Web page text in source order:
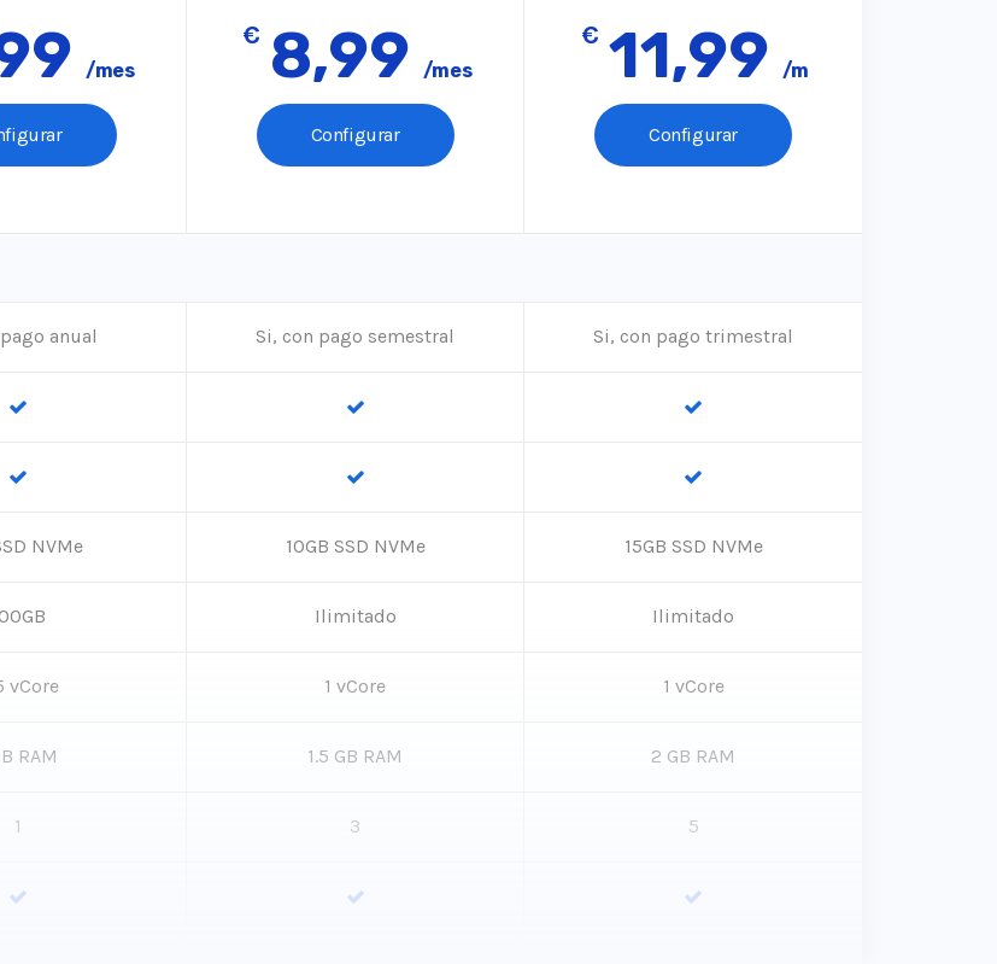
/mes
anual
NVMe
vCore
RAM
1
€8,99 /mes
Configurar
Si, con pago semestral
10GB SSD NVMe
Ilimitado
1 vCore
1.5 GB RAM
3
€11,99 /m
Configurar
Si, con pago trimestral
15GB SSD NVMe
Ilimitado
1 vCore
2 GB RAM
5